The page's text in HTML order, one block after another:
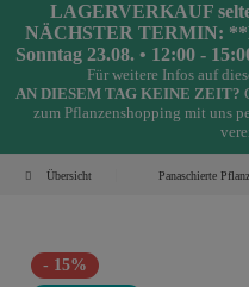
LAGERVERKAUF
NÄCHSTER TERMIN:
Sonntag 23.08. • 12:00 -
Für weitere Infos auf
AN DIESEM TAG KEINE ZEIT?
zum Pflanzenshopping mit uns
Übersicht Panaschierte
- 15%